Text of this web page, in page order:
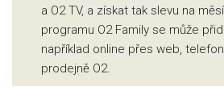
a O2 TV, a získat tak slevu na
programu O2 Family se může
například online přes web,
prodejně O2.